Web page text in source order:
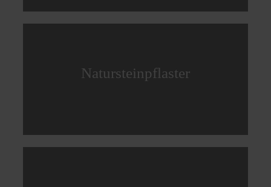
Natursteinpflaster